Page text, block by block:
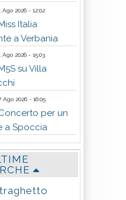
Ago 2026 - 12:02
Italia
a Verbania
Ago 2026 - 15:03
su Villa
Ago 2026 - 16:05
per un
a Spoccia